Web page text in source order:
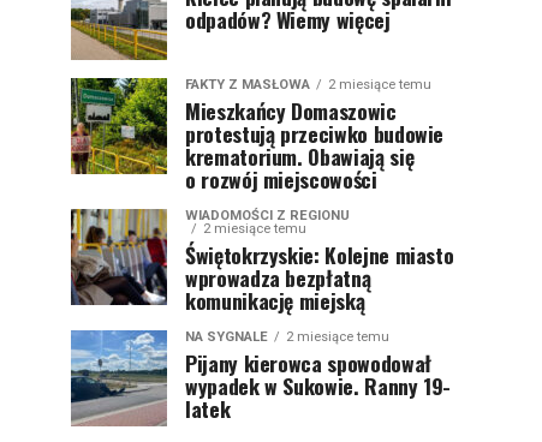
odpadów? Wiemy więcej
FAKTY Z MASŁOWA 2 miesiące temu
Mieszkańcy Domaszowic
protestują przeciwko budowie
krematorium. Obawiają się
o rozwój miejscowości
WIADOMOŚCI Z REGIONU
2 miesiące temu
Świętokrzyskie: Kolejne miasto
wprowadza bezpłatną
komunikację miejską
NA SYGNALE 2 miesiące temu
Pijany kierowca spowodował
wypadek w Sukowie. Ranny 19-
latek